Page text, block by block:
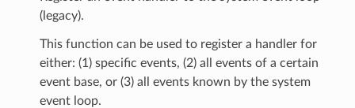
(legacy).
This function can be used to register a handler for
either: (1) specific events, (2) all events of a certain
event base, or (3) all events known by the system
event loop.